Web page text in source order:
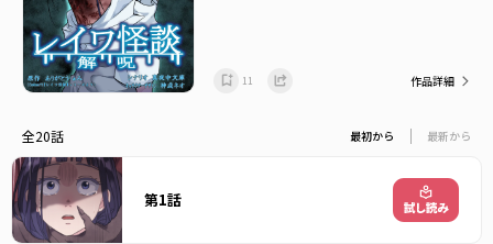
るホラー短編集『レイワ怪談』シリーズ
キャラクターデザイン：神成ネオ
11 作品詳細
全20話 最初から 最新から
第1話